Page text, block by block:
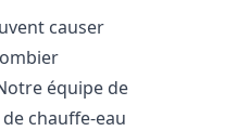
causer
équipe de
chauffe-eau